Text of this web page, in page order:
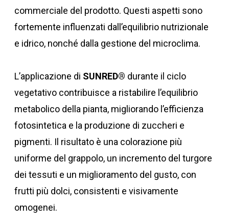
commerciale del prodotto. Questi aspetti sono
fortemente influenzati dall’equilibrio nutrizionale
e idrico, nonché dalla gestione del microclima.
L’applicazione di SUNRED® durante il ciclo
vegetativo contribuisce a ristabilire l’equilibrio
metabolico della pianta, migliorando l’efficienza
fotosintetica e la produzione di zuccheri e
pigmenti. Il risultato è una colorazione più
uniforme del grappolo, un incremento del turgore
dei tessuti e un miglioramento del gusto, con
frutti più dolci, consistenti e visivamente
omogenei.